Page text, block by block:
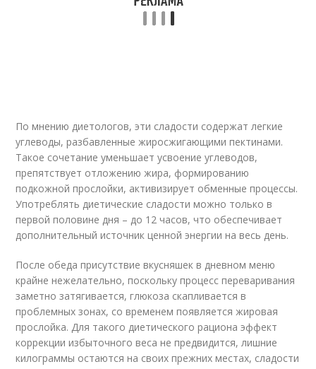
По мнению диетологов, эти сладости содержат легкие
углеводы, разбавленные жиросжигающими пектинами.
Такое сочетание уменьшает усвоение углеводов,
препятствует отложению жира, формированию
подкожной прослойки, активизирует обменные процессы.
Употреблять диетические сладости можно только в
первой половине дня – до 12 часов, что обеспечивает
дополнительный источник ценной энергии на весь день.
После обеда присутствие вкусняшек в дневном меню
крайне нежелательно, поскольку процесс переваривания
заметно затягивается, глюкоза скапливается в
проблемных зонах, со временем появляется жировая
прослойка. Для такого диетического рациона эффект
коррекции избыточного веса не предвидится, лишние
килограммы остаются на своих прежних местах, сладости